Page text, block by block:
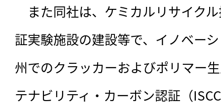
また同社は、ケミカルリサイク
証実験施設の建設等で、イノベー
州でのクラッカーおよびポリマー
テナビリティ・カーボン認証（